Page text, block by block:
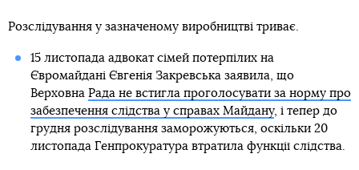
Розслідування у зазначеному виробництві триває.
15 листопада адвокат сімей потерпілих на
Євромайдані Євгенія Закревська заявила, що
Верховна Рада не встигла проголосувати за норму про
забезпечення слідства у справах Майдану, і тепер до
грудня розслідування заморожуються, оскільки 20
листопада Генпрокуратура втратила функції слідства.